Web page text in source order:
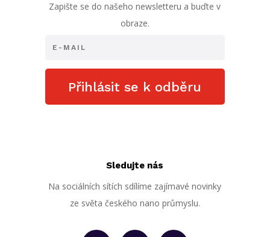
Zapište se do našeho newsletteru a buďte v
obraze.
Přihlásit se k odběru
Sledujte nás
Na sociálních sítích sdílíme zajímavé novinky
ze světa českého nano průmyslu.